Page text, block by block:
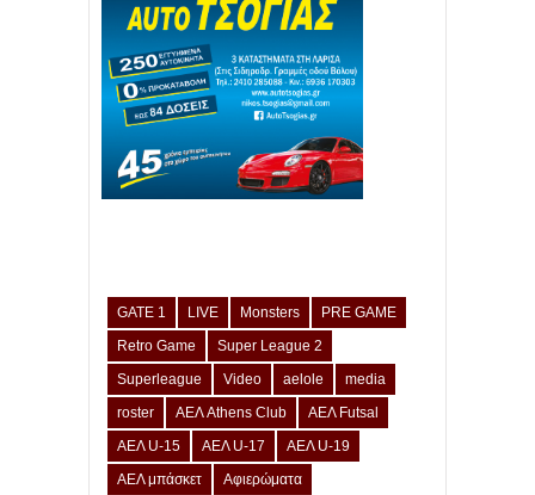
GATE 1 LIVE Monsters
PRE GAME
Retro Game
Super League 2
Superleague
Video aelole
media
roster
ΑΕΛ Athens Club
ΑΕΛ Futsal
ΑΕΛ U-15
ΑΕΛ U-17
ΑΕΛ U-19
ΑΕΛ μπάσκετ
Αφιερώματα